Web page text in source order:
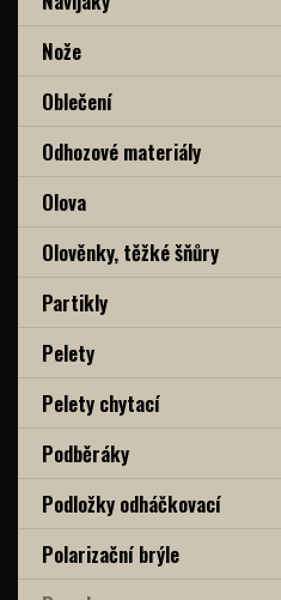
Nože
Oblečení
Odhozové materiály
Olova
Olověnky, těžké šňůry
Partikly
Pelety
Pelety chytací
Podběráky
Podložky odháčkovací
Polarizační brýle